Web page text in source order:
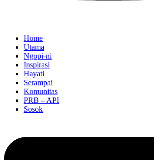
Home
Utama
Ngopi-ni
Inspirasi
Hayati
Serampai
Komunitas
PRB – API
Sosok